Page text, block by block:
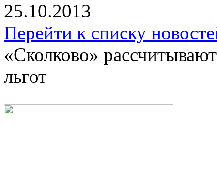
25.10.2013
Перейти к списку
«Сколково»
льгот